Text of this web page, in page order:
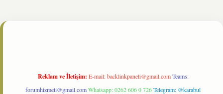
Reklam ve İletişim: E-mail:backlinkpaneli@gmail.com Teams:
forumhizmeti@gmail.comWhatsapp: 0262 606 0 726Telegram: @karabul